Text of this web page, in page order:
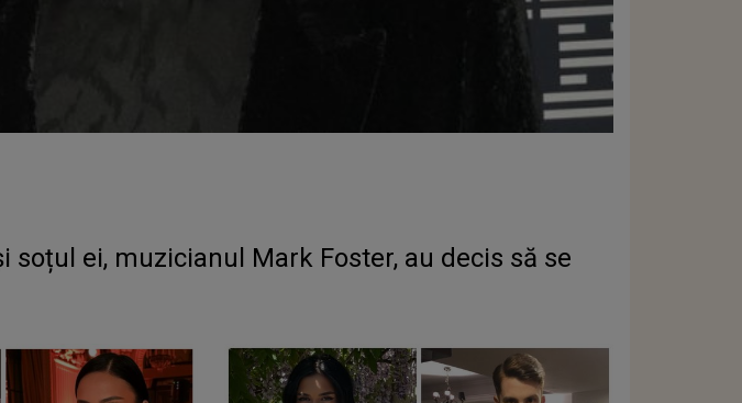
soțul ei, muzicianul Mark Foster, au decis să se